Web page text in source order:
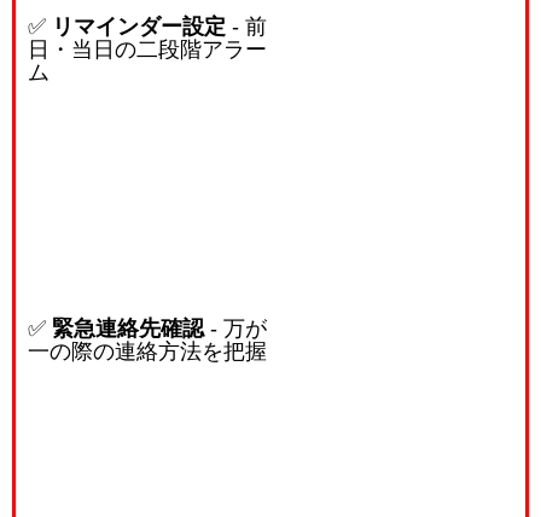
✅ リマインダー設定 - 前
日・当日の二段階アラー
ム
✅ 緊急連絡先確認- 万が
一の際の連絡方法を把握